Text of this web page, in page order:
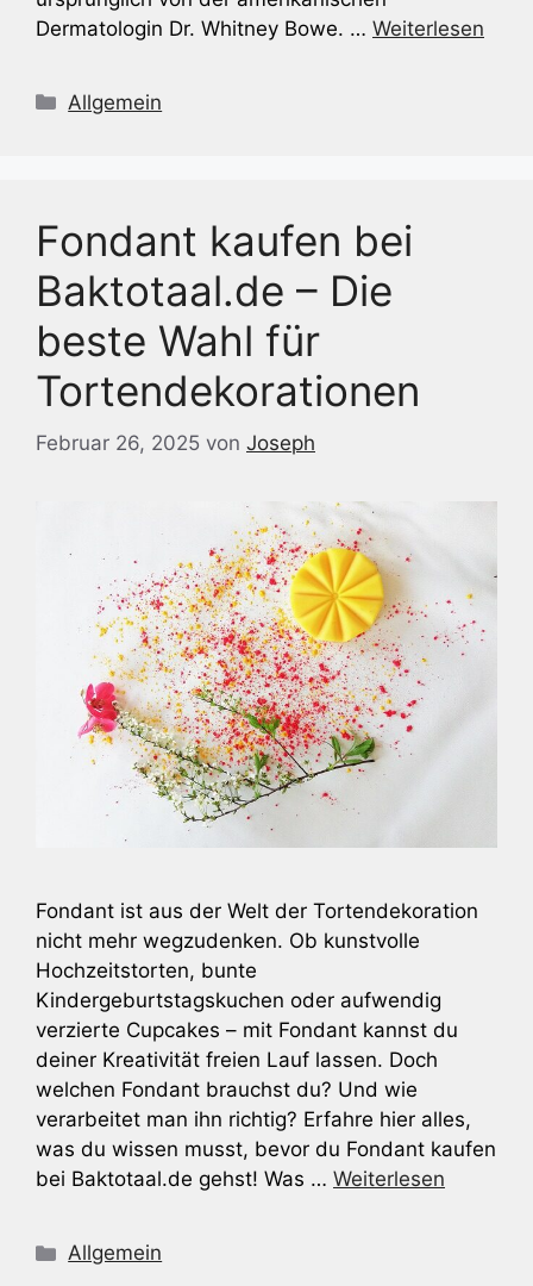
Dermatologin Dr. Whitney Bowe. … Weiterlesen
Kategorien
Allgemein
Fondant kaufen bei
Baktotaal.de – Die
beste Wahl für
Tortendekorationen
Februar 26, 2025 von Joseph
Fondant ist aus der Welt der Tortendekoration
nicht mehr wegzudenken. Ob kunstvolle
Hochzeitstorten, bunte
Kindergeburtstagskuchen oder aufwendig
verzierte Cupcakes – mit Fondant kannst du
deiner Kreativität freien Lauf lassen. Doch
welchen Fondant brauchst du? Und wie
verarbeitet man ihn richtig? Erfahre hier alles,
was du wissen musst, bevor du Fondant kaufen
bei Baktotaal.de gehst! Was … Weiterlesen
Kategorien
Allgemein